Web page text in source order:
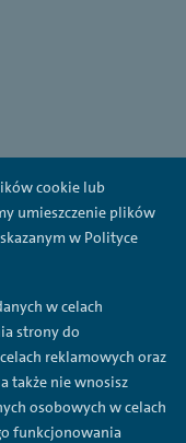
cookie lub
umieszczenie plików
w Polityce
w celach
strony do
reklamowych oraz
także nie wnosisz
osobowych w celach
funkcjonowania